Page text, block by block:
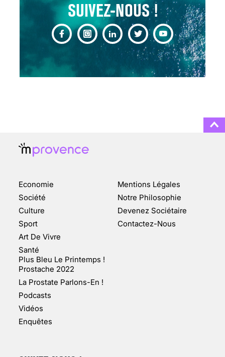
SUIVEZ-NOUS !
CHANGEMENT DE SEXE :
DES DEMANDES
TOUJOURS PLUS
FAIT SURFACE À
MARSEILLE (1/5)
10 jan 2022
Economie
Société
Culture
Sport
Art De Vivre
Santé
Plus Bleu Le Printemps !
Prostache 2022
La Prostate Parlons-En !
Podcasts
Vidéos
Enquêtes
Mentions Légales
Notre Philosophie
Devenez Sociétaire
Contactez-Nous